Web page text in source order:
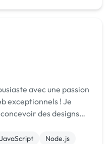
avec une passion
exceptionnels ! Je
des designs
utilisateur
JavaScript
Node.js